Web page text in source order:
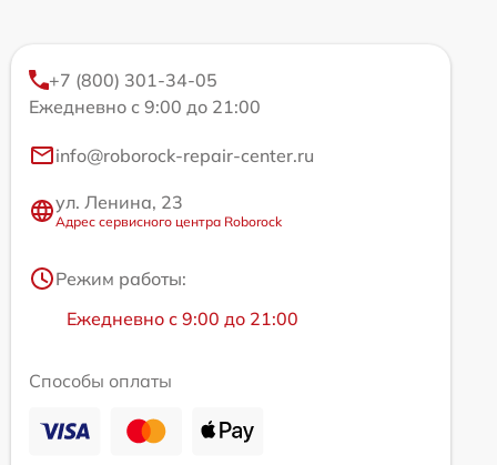
+7 (800) 301-34-05
Ежедневно с 9:00 до 21:00
info@roborock-repair-center.ru
ул. Ленина, 23
Адрес сервисного центра Roborock
Режим работы:
Ежедневно с 9:00 до 21:00
Способы оплаты